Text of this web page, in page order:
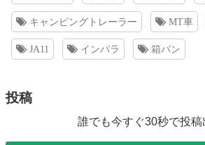
キャンピングトレーラー MT車
JA11 インパラ 箱バン
投稿
誰でも今すぐ30秒で投稿